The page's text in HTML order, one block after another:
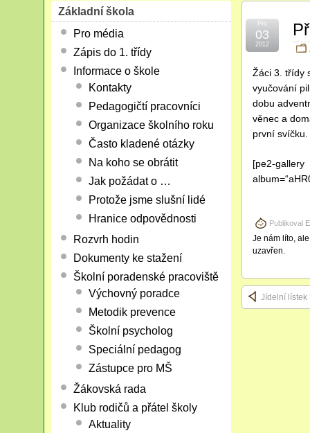
Pro
03
2012
Žáci 3. třídy
vyučování
dobu
věnec a
první
[pe2-gallery
Publikoval
Je nám líto,
uzavřen.
Jídelní lístek
Základní škola
Pro média
Zápis do 1. třídy
Informace o škole
Kontakty
Pedagogičtí pracovníci
Organizace školního roku
Často kladené otázky
Na koho se obrátit
Jak požádat o …
Protože jsme slušní lidé
Hranice odpovědnosti
Rozvrh hodin
Dokumenty ke stažení
Školní poradenské pracoviště
Výchovný poradce
Metodik prevence
Školní psycholog
Speciální pedagog
Zástupce pro MŠ
Žákovská rada
Klub rodičů a přátel školy
Aktuality